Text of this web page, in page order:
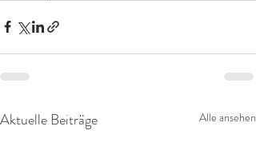
Aktuelle Beiträge Alle ansehen